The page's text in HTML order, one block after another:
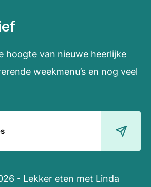
hoogte van nieuwe heerlijke
weekmenu’s en nog veel
- Lekker eten met Linda